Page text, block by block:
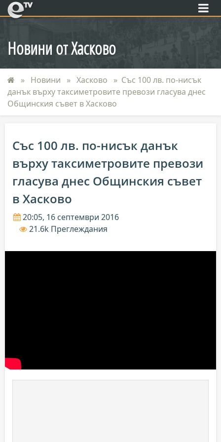
eTV
Новини от Хасково
Новини Хасково
Със 100 лв. по-нисък
данък върху таксиметровите превози гласува днес
Общинския съвет в Хасково
Със 100 лв. по-нисък данък
върху таксиметровите превози
гласува днес Общинския съвет
в Хасково
20:05, 16 септември 2016
21.6k Преглеждания